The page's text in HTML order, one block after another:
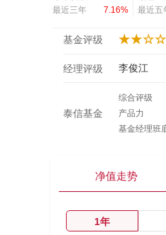
最近三年
7.16% 最近五
基金评级
经理评级 李俊江
泰信基金
综合评级
产品力
基金经理班
净值走势
1年